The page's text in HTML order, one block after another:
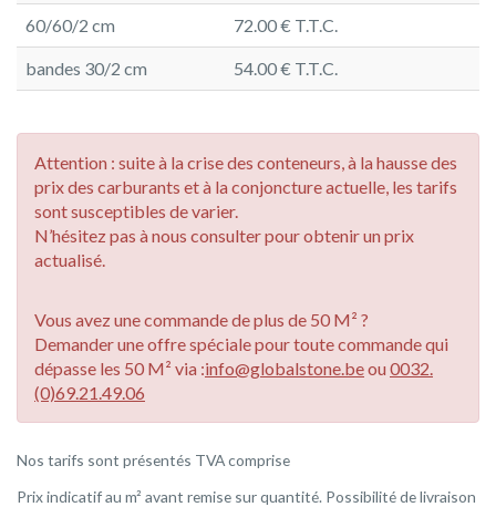
60/60/2 cm 72.00 € T.T.C.
bandes 30/2 cm 54.00 € T.T.C.
Attention : suite à la crise des conteneurs, à la hausse des
prix des carburants et à la conjoncture actuelle, les tarifs
sont susceptibles de varier.
N’hésitez pas à nous consulter pour obtenir un prix
actualisé.
Vous avez une commande de plus de 50 M² ?
Demander une offre spéciale pour toute commande qui
dépasse les 50 M² via :info@globalstone.beou 0032.
(0)69.21.49.06
Nos tarifs sont présentés TVA comprise
Prix indicatif au m² avant remise sur quantité. Possibilité de livraison